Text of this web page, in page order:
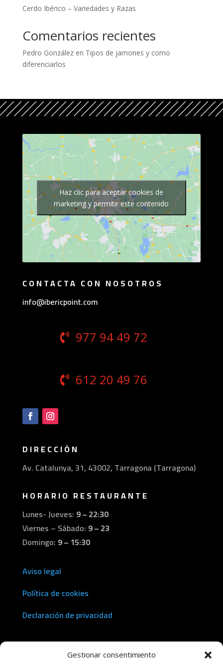
Gestionar consentimiento
Cerdo Ibérico – Variedades y Razas
Comentarios recientes
Pedro Gonzálezen Tipos de jamones y como
diferenciarlos
Haz clic para aceptar cookies de
marketing y permitir este contenido
CONTACTA CON NOSOTROS
info@ibericpoint.com
977 94 49 72
612 20 49 76
DIRECCIÓN
Av. Catalunya, 31, 43002, Tarragona (Tarragona)
HORARIO RESTAURANTE
Lunes- Jueves: 9 – 22:30
Viernes – Sábado: 9 – 23
Domingo: 9 – 15:30
Aviso legal
Política de cookies
Declaración de privacidad